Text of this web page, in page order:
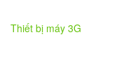
Thiết bị máy 3G